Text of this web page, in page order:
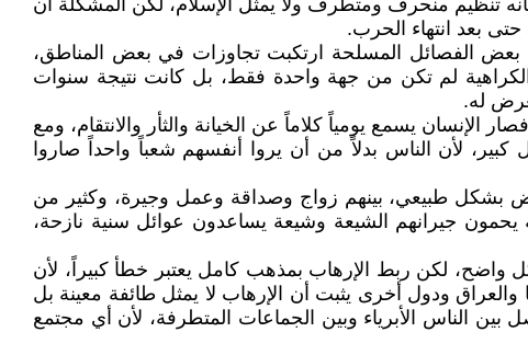
تنظيم منحرف ومتطرف ولا يمثل الإسلام، لكن المشكلة أن
بعد انتهاء الحرب.
الفصائل المسلحة ارتكبت تجاوزات في بعض المناطق،
لم تكن من جهة واحدة فقط، بل كانت نتيجة سنوات
له.
يسمع يومياً كلاماً عن الخيانة والثأر والانتقام، ومع
لأن الناس بدلاً من أن يروا أنفسهم شعباً واحداً صاروا
بشكل طبيعي، بينهم زواج وصداقة وعمل وجيرة، وكثير من
جيرانهم الشيعة وشيعة يساعدون عوائل سنية نازحة،
واضح، لكن ربط الإرهاب بمذهب كامل يعتبر خطأ كبيراً، لأن
ودول أخرى يثبت أن الإرهاب لا يمثل طائفة معينة بل
بين الناس الأبرياء وبين الجماعات المتطرفة، لأن أي مجتمع